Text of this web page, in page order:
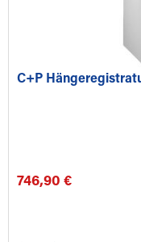
C+P
746,90 €